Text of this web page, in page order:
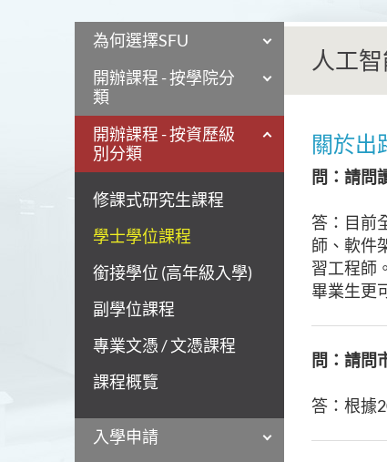
為何選擇SFU
開辦課程 - 按學院分
類
開辦課程 - 按資歷級
別分類
修課式研究生課程
學士學位課程
銜接學位 (高年級入學)
副學位課程
專業文憑 / 文憑課程
課程概覽
入學申請
人工
關於出
問：請問
答：目前
師、軟件
習工程師
畢業生更
問：請問
答： 根據